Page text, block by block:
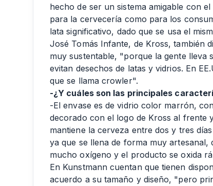
hecho de ser un sistema amigable con
para la cervecería como para los
lata significativo, dado que se usa el
José Tomás Infante, de Kross, también
muy sustentable, "porque la gente lleva
evitan desechos de latas y vidrios. En
que se llama crowler".
-¿Y cuáles son las principales
-El envase es de vidrio color marrón,
decorado con el logo de Kross al frente
mantiene la cerveza entre dos y tres
ya que se llena de forma muy
mucho oxígeno y el producto se oxida
En Kunstmann cuentan que tienen
acuerdo a su tamaño y diseño, "pero